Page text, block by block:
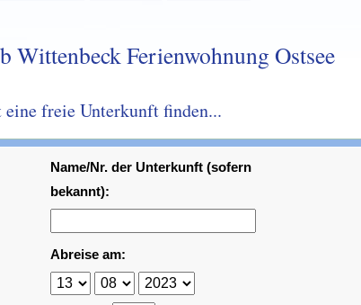
Wittenbeck Ferienwohnung Ostsee
eine freie Unterkunft finden...
Name/Nr. der Unterkunft (sofern
bekannt):
Abreise am: